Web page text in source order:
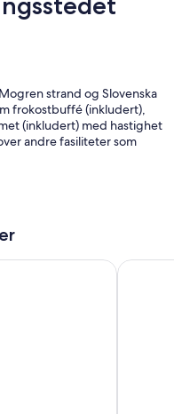
strand og Slovenska
frokostbuffé (inkludert),
(inkludert) med hastighet
andre fasiliteter som
og døgnåpen resepsjon
Allure